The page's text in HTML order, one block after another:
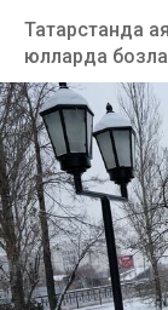
Татарстанда
юлларда